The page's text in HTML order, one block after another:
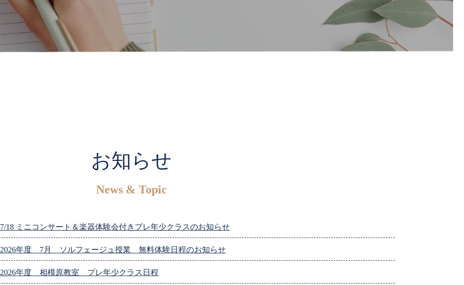
お知らせ
News & Topic
7/18 ミニコンサート＆楽器体験会付きプレ年少クラスのお知らせ
2026年度 7月 ソルフェージュ授業 無料体験日程のお知らせ
2026年度 相模原教室 プレ年少クラス日程